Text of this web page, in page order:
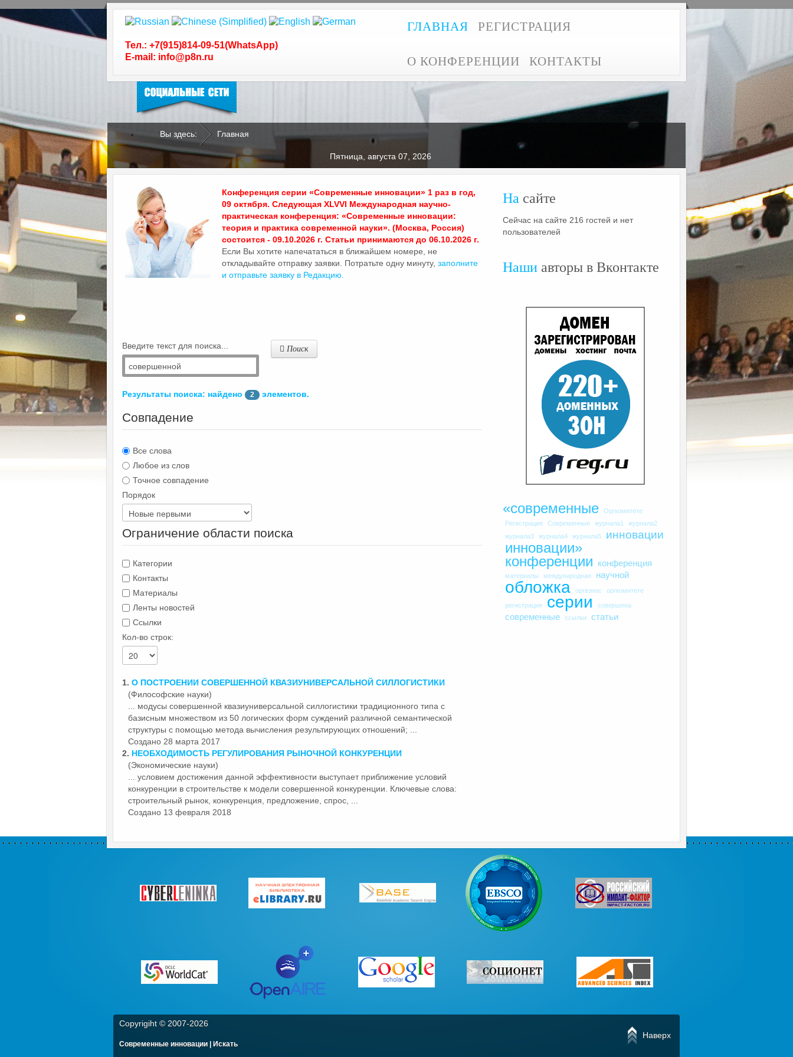
Тел.: +7(915)814-09-51(WhatsApp)
E-mail: info@p8n.ru
ГЛАВНАЯ РЕГИСТРАЦИЯ
О КОНФЕРЕНЦИИ КОНТАКТЫ
Следуйте за нами в
.
Вы здесь: Главная
Пятница, августа 07, 2026
Конференция серии «Современные инновации» 1 раз в год,
09 октября. Следующая XLVVI Международная научно-
практическая конференция: «Современные инновации:
теория и практика современной науки». (Москва, Россия)
состоится - 09.10.2026 г. Статьи принимаются до 06.10.2026 г.
Если Вы хотите напечататься в ближайшем номере, не
откладывайте отправку заявки. Потратьте одну минуту, заполните
и отправьте заявку в Редакцию.
Введите текст для поиска... Поиск
Результаты поиска: найдено 2 элементов.
Совпадение
Все слова
Любое из слов
Точное совпадение
Порядок
Ограничение области поиска
Категории
Контакты
Материалы
Ленты новостей
Ссылки
Кол-во строк:
1. О ПОСТРОЕНИИ СОВЕРШЕННОЙ КВАЗИУНИВЕРСАЛЬНОЙ СИЛЛОГИСТИКИ
(Философские науки)
... модусы совершенной квазиуниверсальной силлогистики традиционного типа с
базисным множеством из 50 логических форм суждений различной семантической
структуры с помощью метода вычисления результирующих отношений; ...
Создано 28 марта 2017
2. НЕОБХОДИМОСТЬ РЕГУЛИРОВАНИЯ РЫНОЧНОЙ КОНКУРЕНЦИИ
(Экономические науки)
... условием достижения данной эффективности выступает приближение условий
конкуренции в строительстве к модели совершенной конкуренции. Ключевые слова:
строительный рынок, конкуренция, предложение, спрос, ...
Создано 13 февраля 2018
На сайте
Сейчас на сайте 216 гостей и нет
пользователей
Наши авторы в Вконтакте
«современные
Оргкомитете
Регистрация
Современные журнала1
журнала2
журнала3
журнала4 журнала5 инновации
инновации»
конференции
конференция
материалы международная научной
обложка оргвзнос оргкомитете
регистрация серии совершена
современные ссылки статьи
Copyrigiht © 2007-2026
Современные инновации | Искать
Наверх